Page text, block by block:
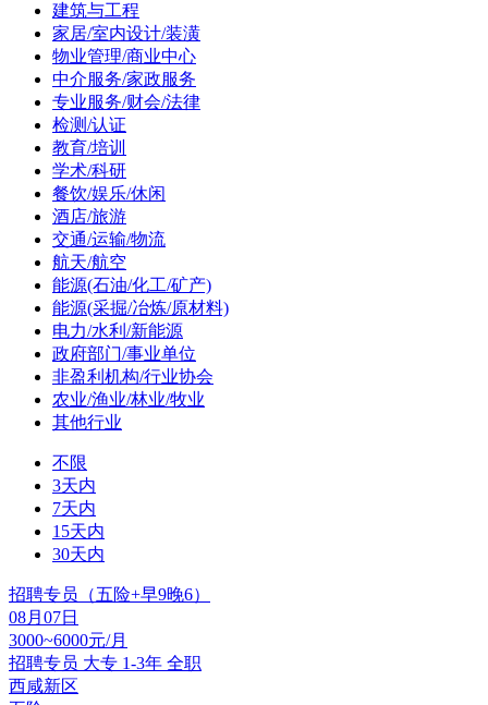
建筑与工程
家居/室内设计/装潢
物业管理/商业中心
中介服务/家政服务
专业服务/财会/法律
检测/认证
教育/培训
学术/科研
餐饮/娱乐/休闲
酒店/旅游
交通/运输/物流
航天/航空
能源(石油/化工/矿产)
能源(采掘/冶炼/原材料)
电力/水利/新能源
政府部门/事业单位
非盈利机构/行业协会
农业/渔业/林业/牧业
其他行业
不限
3天内
7天内
15天内
30天内
招聘专员（五险+早9晚6）
08月07日
3000~6000元/月
招聘专员 大专 1-3年 全职
西咸新区